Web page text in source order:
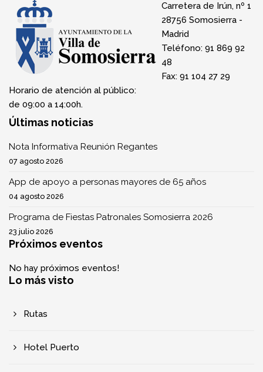
Carretera de Irún, nº 1
28756 Somosierra -
Madrid
Teléfono: 91 869 92
48
Fax: 91 104 27 29
Horario de atención al público:
de 09:00 a 14:00h.
Últimas noticias
Nota Informativa Reunión Regantes
07 agosto 2026
App de apoyo a personas mayores de 65 años
04 agosto 2026
Programa de Fiestas Patronales Somosierra 2026
23 julio 2026
Próximos eventos
No hay próximos eventos!
Lo más visto
Rutas
Hotel Puerto